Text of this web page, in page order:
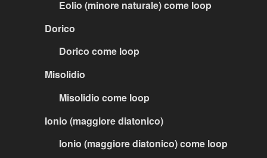
Eolio (minore naturale) come loop
Dorico
Dorico come loop
Misolidio
Misolidio come loop
Ionio (maggiore diatonico)
Ionio (maggiore diatonico) come loop